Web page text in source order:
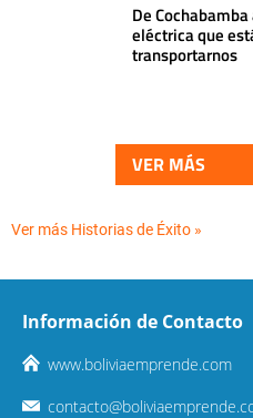
De
eléctrica que
transportarnos
VER MÁS
Ver más Historias de Éxito »
Información de Contacto
www.boliviaemprende.com